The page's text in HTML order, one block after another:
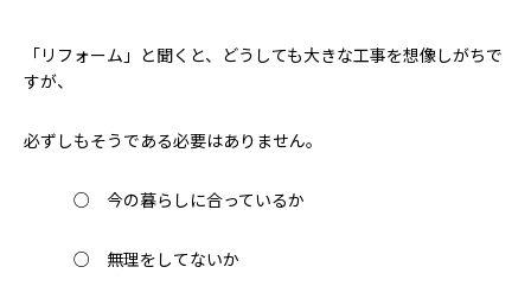
「リフォーム」と聞くと、どうしても大きな工事を想像しがちで
すが、
必ずしもそうである必要はありません。
○ 今の暮らしに合っているか
○ 無理をしてないか